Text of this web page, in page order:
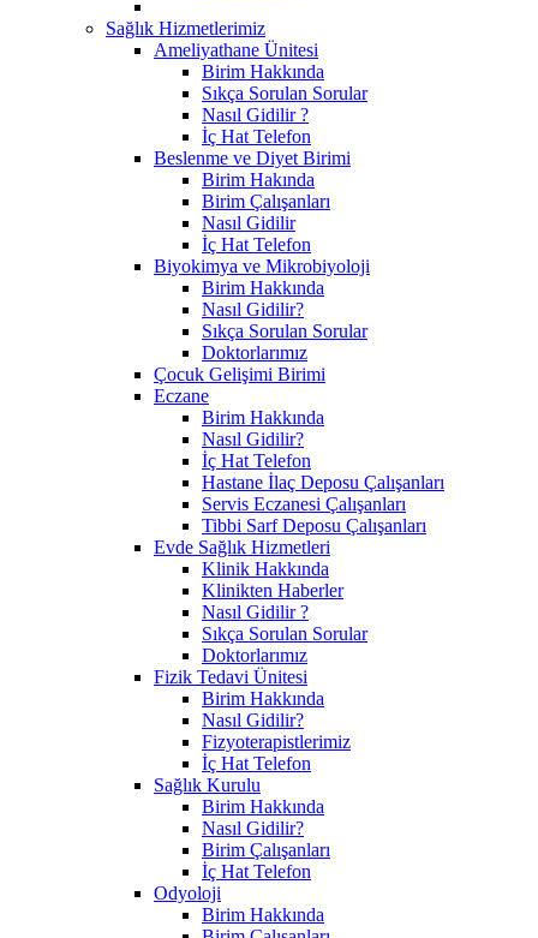
Sağlık Hizmetlerimiz
Ameliyathane Ünitesi
Birim Hakkında
Sıkça Sorulan Sorular
Nasıl Gidilir ?
İç Hat Telefon
Beslenme ve Diyet Birimi
Birim Hakında
Birim Çalışanları
Nasıl Gidilir
İç Hat Telefon
Biyokimya ve Mikrobiyoloji
Birim Hakkında
Nasıl Gidilir?
Sıkça Sorulan Sorular
Doktorlarımız
Çocuk Gelişimi Birimi
Eczane
Birim Hakkında
Nasıl Gidilir?
İç Hat Telefon
Hastane İlaç Deposu Çalışanları
Servis Eczanesi Çalışanları
Tibbi Sarf Deposu Çalışanları
Evde Sağlık Hizmetleri
Klinik Hakkında
Klinikten Haberler
Nasıl Gidilir ?
Sıkça Sorulan Sorular
Doktorlarımız
Fizik Tedavi Ünitesi
Birim Hakkında
Nasıl Gidilir?
Fizyoterapistlerimiz
İç Hat Telefon
Sağlık Kurulu
Birim Hakkında
Nasıl Gidilir?
Birim Çalışanları
İç Hat Telefon
Odyoloji
Birim Hakkında